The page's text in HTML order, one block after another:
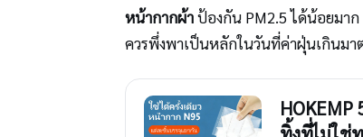
หน้ากากผ้าป้องกัน PM2.5 ได้น้อยมา
ควรพึ่งพาเป็นหลักในวันที่ค่าฝุ่นเกินมา